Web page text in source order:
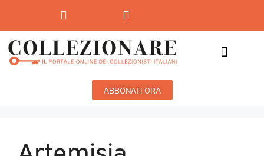
ABBONATI ORA